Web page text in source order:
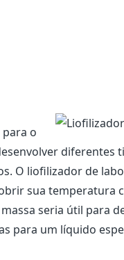
o
diferentes
O liofilizador de
sua temperatura
seria útil para
para um líquido